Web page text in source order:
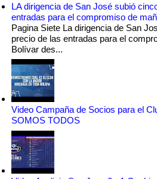
LA dirigencia de San José subió
entradas para el compromiso de
Pagina Siete La dirigencia de San
precio de las entradas para el
Bolívar des...
Video Campaña de Socios para el
SOMOS TODOS